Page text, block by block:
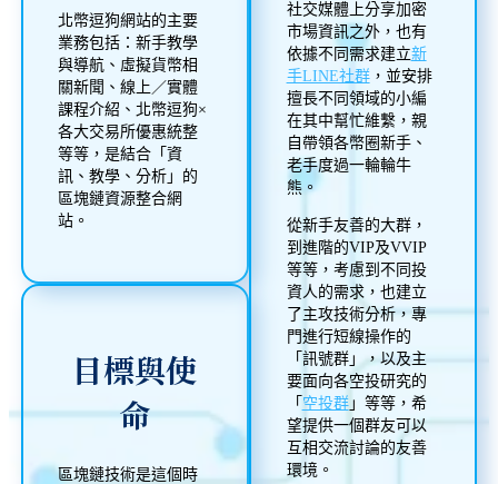
北幣逗狗網站的主要
業務包括：新手教學
與導航、虛擬貨幣相
關新聞、線上／實體
課程介紹、北幣逗狗×
各大交易所優惠統整
等等，是結合「資
訊、教學、分析」的
區塊鏈資源整合網
站。
目標與使
命
區塊鏈技術是這個時
社交媒體上分享加密
市場資訊之外，也有
依據不同需求建立新
手LINE社群，並安排
擅長不同領域的小編
在其中幫忙維繫，親
自帶領各幣圈新手、
老手度過一輪輪牛
熊。
從新手友善的大群，
到進階的VIP及VVIP
等等，考慮到不同投
資人的需求，也建立
了主攻技術分析，專
門進行短線操作的
「訊號群」，以及主
要面向各空投研究的
「 空投群」等等，希
望提供一個群友可以
互相交流討論的友善
環境。